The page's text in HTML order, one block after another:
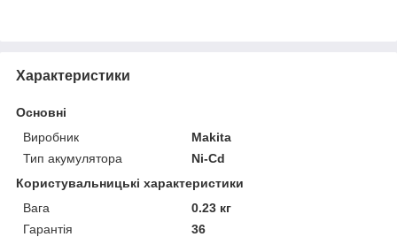
Характеристики
Основні
Виробник
Makita
Тип акумулятора
Ni-Cd
Користувальницькі характеристики
Вага
0.23 кг
Гарантія
36